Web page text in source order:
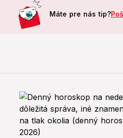
Máte pre nás tip?